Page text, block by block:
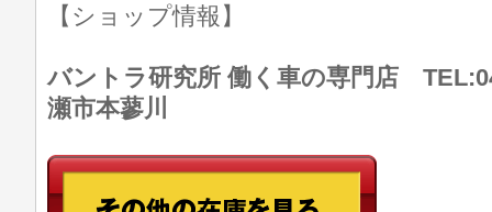
【ショップ情報】
バントラ研究所 働く車の専門店
瀬市本蓼川